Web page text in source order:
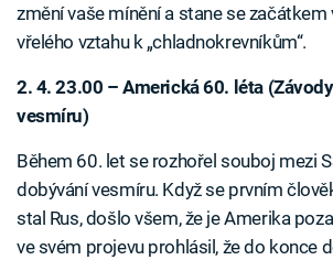
změní vaše mínění a stane se začátkem
vřelého vztahu k „chladnokrevníkům“.
2. 4. 23.00 – Americká 60. léta
vesmíru)
Během 60. let se rozhořel souboj mezi
dobývání vesmíru. Když se prvním
stal Rus, došlo všem, že je Amerika
ve svém projevu prohlásil, že do konce